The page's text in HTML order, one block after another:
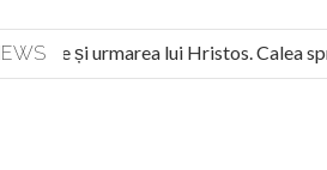
sine și urmarea lui Hristos. Calea spre
Lucian Boia înjură din nou poporul